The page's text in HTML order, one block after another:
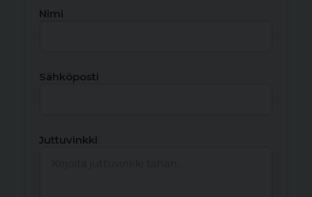
Nimi
Sähköposti
Juttuvinkki